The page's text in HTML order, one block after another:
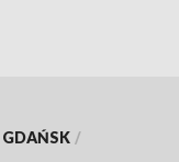
GDAŃSK /